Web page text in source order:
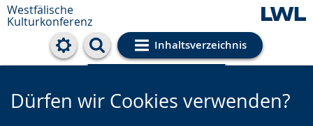
Westfälische
Kulturkonferenz
Inhaltsverzeichnis
Cookie-Einstellungen
Dürfen wir Cookies verwenden?